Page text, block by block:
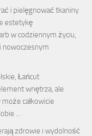
i pielęgnować tkaniny
estetykę
w codziennym życiu,
nowoczesnym
Łańcut
wnętrza, ale
całkowicie
…
zdrowie i wydolność